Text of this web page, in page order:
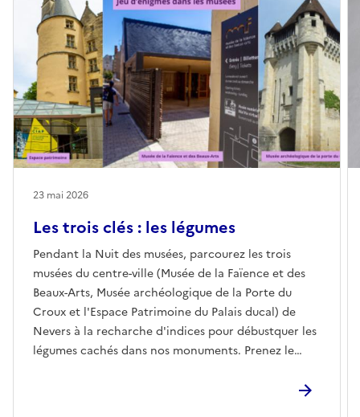
Les trois clés : les légumes
Pendant la Nuit des musées, parcourez les trois
musées du centre-ville (Musée de la Faïence et des
Beaux-Arts, Musée archéologique de la Porte du
Croux et l'Espace Patrimoine du Palais ducal) de
Nevers à la recharche d'indices pour débustquer les
légumes cachés dans nos monuments. Prenez le
23 mai 2026